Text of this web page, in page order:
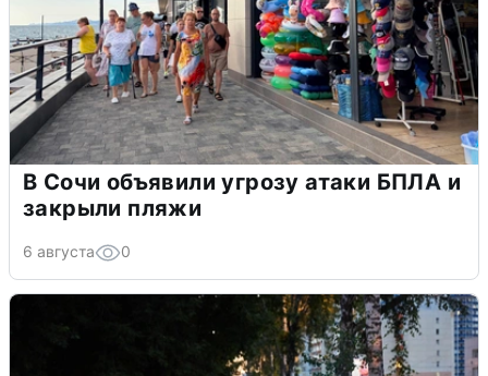
В Сочи объявили угрозу атаки БПЛА и
закрыли пляжи
6 августа 0